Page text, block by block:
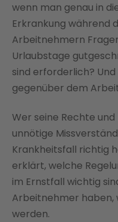
wenn man genau in
Erkrankung während
Arbeitnehmern
Urlaubstage
sind erforderlich?
gegenüber dem
Wer seine Rechte
unnötige
Krankheitsfall richtig
erklärt, welche
im Ernstfall wichtig
Arbeitnehmer haben,
werden.